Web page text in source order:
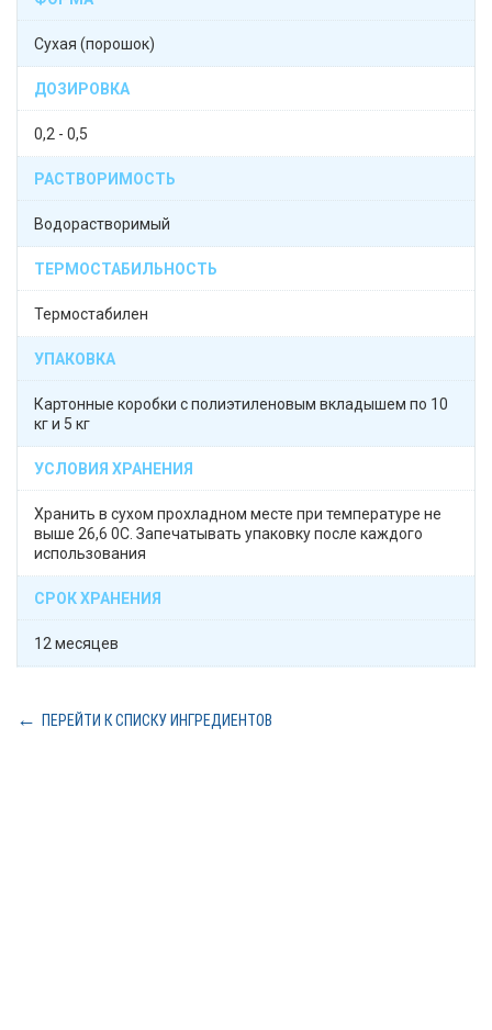
Сухая (порошок)
ДОЗИРОВКА
0,2 - 0,5
РАСТВОРИМОСТЬ
Водорастворимый
ТЕРМОСТАБИЛЬНОСТЬ
Термостабилен
УПАКОВКА
Картонные коробки с полиэтиленовым вкладышем по 10
кг и 5 кг
УСЛОВИЯ ХРАНЕНИЯ
Хранить в сухом прохладном месте при температуре не
выше 26,6 0C. Запечатывать упаковку после каждого
использования
СРОК ХРАНЕНИЯ
12 месяцев
ПЕРЕЙТИ К СПИСКУ ИНГРЕДИЕНТОВ